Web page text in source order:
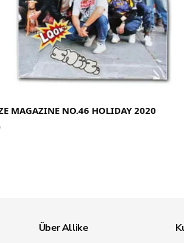
MAGAZINE NO.46 HOLIDAY 2020
Über Allike